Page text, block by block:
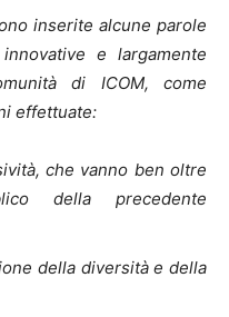
inserite alcune parole
e largamente
di ICOM, come
effettuate:
che vanno ben oltre
della precedente
della diversità e della